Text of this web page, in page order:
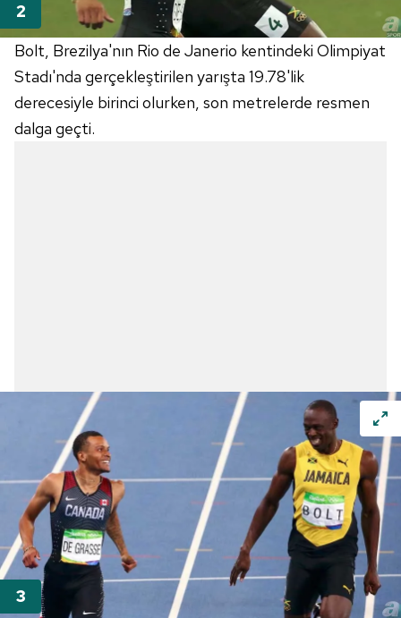
Bolt, Brezilya'nın Rio de Janerio kentindeki Olimpiyat
Stadı'nda gerçekleştirilen yarışta 19.78'lik
derecesiyle birinci olurken, son metrelerde resmen
dalga geçti.